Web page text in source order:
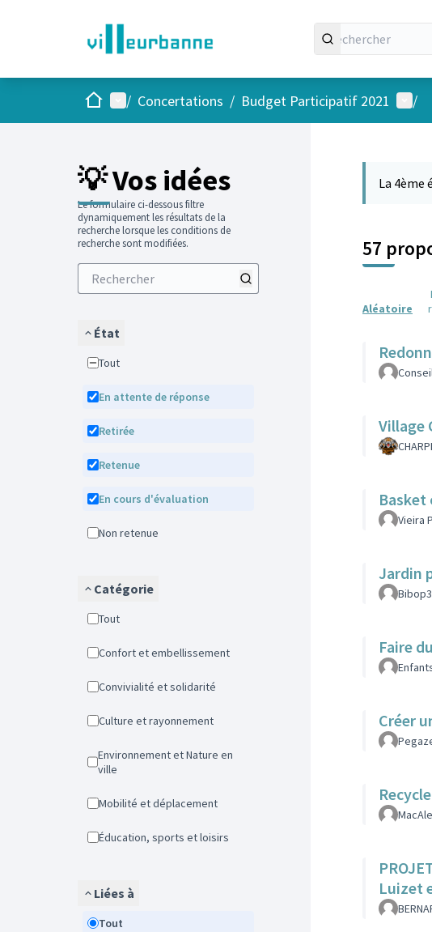
AccueilMenu principal
/ Concertations / Budget Participatif 2021 /
💡 Vos idées
Le formulaire ci-dessous filtre
dynamiquement les résultats de la
recherche lorsque les conditions de
recherche sont modifiées.
État
Tout
En attente de réponse
Retirée
Retenue
En cours d'évaluation
Non retenue
Catégorie
Tout
Confort et embellissement
Convivialité et solidarité
Culture et rayonnement
Environnement et Nature en
ville
Mobilité et déplacement
Éducation, sports et loisirs
Liées à
Tout
La 4ème
57
Aléatoire
Village
Basket
Vieira
Jardin
Faire
Créer
Luizet